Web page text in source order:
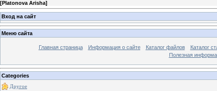
[Platonova Arisha]
Вход на сайт
Меню сайта
Главная страница Информация о сайте Каталог файлов
Каталог
Полезная
Categories
Другое